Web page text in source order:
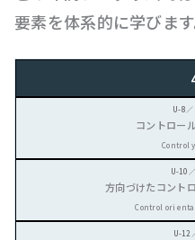
要素を体系的に学びます
コントロー
Control
方向づけたコント
Control